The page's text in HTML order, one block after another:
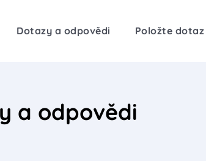
Dotazy a odpovědi Položte dotaz
a odpovědi